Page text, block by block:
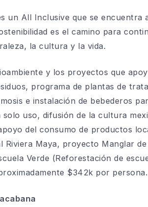
un All Inclusive que se encuentra
es el camino para
la cultura y la vida.
y los proyectos que
programa de plantas de
e instalación de bebederos
uso, difusión de la cultura
del consumo de productos
Riviera Maya, proyecto Manglar
Verde (Reforestación de
$342k por persona.